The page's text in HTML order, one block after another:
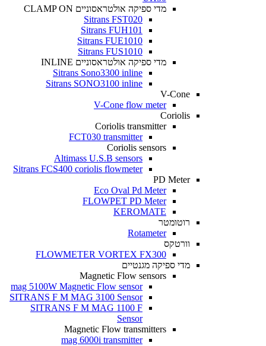
מדי ספיקה אולטראסוניים CLAMP ON
Sitrans FST020
Sitrans FUH101
Sitrans FUE1010
Sitrans FUS1010
מדי ספיקה אולטראסוניים INLINE
Sitrans Sono3300 inline
Sitrans SONO3100 inline
V-Cone
V-Cone flow meter
Coriolis
Coriolis transmitter
FCT030 transmitter
Coriolis sensors
Altimass U.S.B sensors
Sitrans FCS400 coriolis flowmeter
PD Meter
Eco Oval Pd Meter
FLOWPET PD Meter
KEROMATE
רוטומטר
Rotameter
וורטקס
FLOWMETER VORTEX FX300
מדי ספיקה מגנטיים
Magnetic Flow sensors
mag 5100W Magnetic Flow sensor
SITRANS F M MAG 3100 Sensor
SITRANS F M MAG 1100 F
Sensor
Magnetic Flow transmitters
mag 6000i transmitter